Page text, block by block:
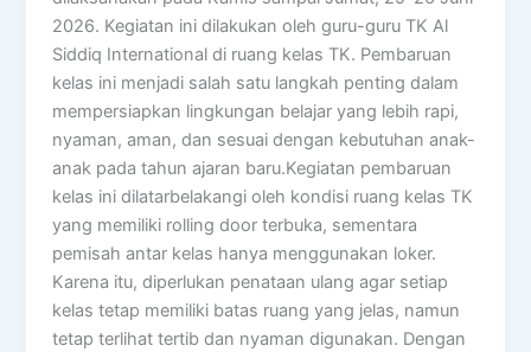
2026. Kegiatan ini dilakukan oleh guru-guru TK Al
Siddiq International di ruang kelas TK. Pembaruan
kelas ini menjadi salah satu langkah penting dalam
mempersiapkan lingkungan belajar yang lebih rapi,
nyaman, aman, dan sesuai dengan kebutuhan anak-
anak pada tahun ajaran baru.Kegiatan pembaruan
kelas ini dilatarbelakangi oleh kondisi ruang kelas TK
yang memiliki rolling door terbuka, sementara
pemisah antar kelas hanya menggunakan loker.
Karena itu, diperlukan penataan ulang agar setiap
kelas tetap memiliki batas ruang yang jelas, namun
tetap terlihat tertib dan nyaman digunakan. Dengan